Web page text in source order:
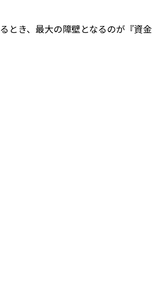
とき、 最大の障壁となるのが『資金